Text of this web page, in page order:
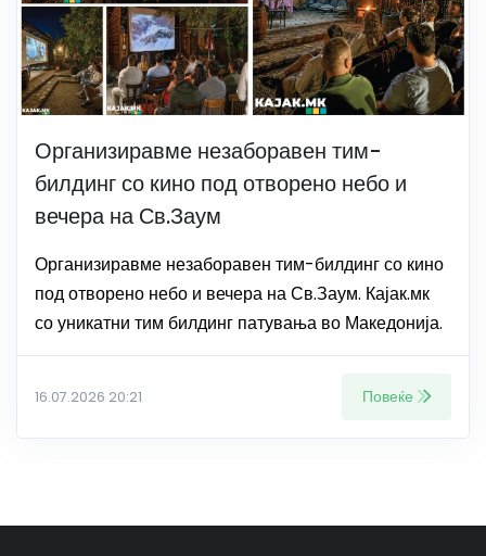
Организиравме незаборавен тим-
билдинг со кино под отворено небо и
вечера на Св.Заум
Организиравме незаборавен тим-билдинг со кино
под отворено небо и вечера на Св.Заум. Кајак.мк
со уникатни тим билдинг патувања во Македонија.
16.07.2026 20:21 Повеќе